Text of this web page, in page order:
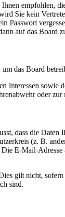
empfohlen,
Sie kein
Passwort
auf das Board
das Board
Interessen
oder
dass die
(z. B.
E-Mail-
gilt nicht,
sind.